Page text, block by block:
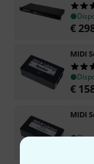
€
MIDI
€
MIDI